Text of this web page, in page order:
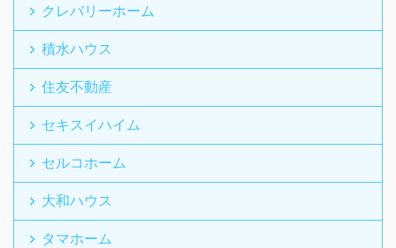
クレバリーホーム
積水ハウス
住友不動産
セキスイハイム
セルコホーム
大和ハウス
タマホーム